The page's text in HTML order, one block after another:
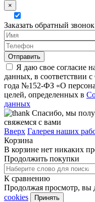
×
Заказать обратный звонок
Я даю свое согласие
данных, в соответствии
года №152-ФЗ «О
целей, определенных в
данных
Спасибо, мы
свяжемся с вами
Вверх Галерея наших
Корзина
В корзине нет никаких
Продолжить покупки
К сравнению
Продолжая просмотр, вы
cookies
Принять